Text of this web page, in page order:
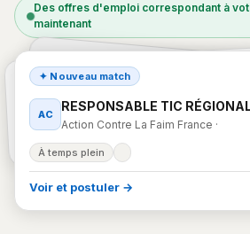
Des offres d'emploi correspondant à
maintenant
NR Responsable RH et Administration
CNRC NORCAP · Bamenda,
RESPONSABLE TIC RÉGIONAL-
Action Contre La Faim France ·
À temps plein
✦ Nouveau match
AC
RESPONSABLE TIC
Action Contre La Faim France ·
À temps plein
Voir et postuler →